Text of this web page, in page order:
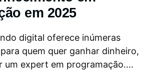
em 2025
digital oferece inúmeras
quem quer ganhar dinheiro,
um expert em programação....